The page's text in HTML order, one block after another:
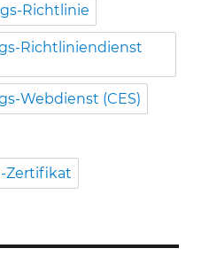
Richtlinie
Richtliniendienst
Webdienst (CES)
Zertifikat